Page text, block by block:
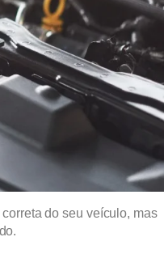
do seu veículo, mas